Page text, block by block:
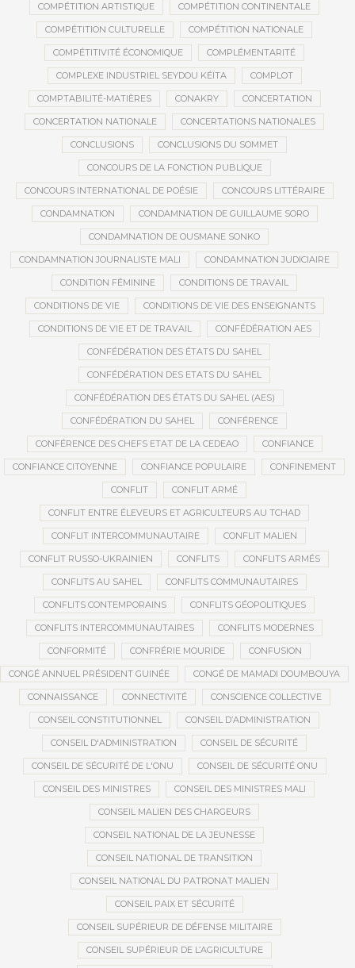
COMPÉTITION ARTISTIQUE COMPÉTITION CONTINENTALE
COMPÉTITION CULTURELLE COMPÉTITION NATIONALE
COMPÉTITIVITÉ ÉCONOMIQUE COMPLÉMENTARITÉ
COMPLEXE INDUSTRIEL SEYDOU KÉÏTA COMPLOT
COMPTABILITÉ-MATIÈRES CONAKRY CONCERTATION
CONCERTATION NATIONALE CONCERTATIONS NATIONALES
CONCLUSIONS CONCLUSIONS DU SOMMET
CONCOURS DE LA FONCTION PUBLIQUE
CONCOURS INTERNATIONAL DE POÉSIE CONCOURS LITTÉRAIRE
CONDAMNATION CONDAMNATION DE GUILLAUME SORO
CONDAMNATION DE OUSMANE SONKO
CONDAMNATION JOURNALISTE MALI CONDAMNATION JUDICIAIRE
CONDITION FÉMININE CONDITIONS DE TRAVAIL
CONDITIONS DE VIE CONDITIONS DE VIE DES ENSEIGNANTS
CONDITIONS DE VIE ET DE TRAVAIL CONFÉDÉRATION AES
CONFÉDÉRATION DES ÉTATS DU SAHEL
CONFÉDÉRATION DES ETATS DU SAHEL
CONFÉDÉRATION DES ÉTATS DU SAHEL (AES)
CONFÉDÉRATION DU SAHEL CONFÉRENCE
CONFÉRENCE DES CHEFS ETAT DE LA CEDEAO CONFIANCE
CONFIANCE CITOYENNE CONFIANCE POPULAIRE CONFINEMENT
CONFLIT CONFLIT ARMÉ
CONFLIT ENTRE ÉLEVEURS ET AGRICULTEURS AU TCHAD
CONFLIT INTERCOMMUNAUTAIRE CONFLIT MALIEN
CONFLIT RUSSO-UKRAINIEN CONFLITS CONFLITS ARMÉS
CONFLITS AU SAHEL CONFLITS COMMUNAUTAIRES
CONFLITS CONTEMPORAINS CONFLITS GÉOPOLITIQUES
CONFLITS INTERCOMMUNAUTAIRES CONFLITS MODERNES
CONFORMITÉ CONFRÉRIE MOURIDE CONFUSION
CONGÉ ANNUEL PRÉSIDENT GUINÉE CONGÉ DE MAMADI DOUMBOUYA
CONNAISSANCE CONNECTIVITÉ CONSCIENCE COLLECTIVE
CONSEIL CONSTITUTIONNEL CONSEIL D’ADMINISTRATION
CONSEIL D'ADMINISTRATION CONSEIL DE SÉCURITÉ
CONSEIL DE SÉCURITÉ DE L'ONU CONSEIL DE SÉCURITÉ ONU
CONSEIL DES MINISTRES CONSEIL DES MINISTRES MALI
CONSEIL MALIEN DES CHARGEURS
CONSEIL NATIONAL DE LA JEUNESSE
CONSEIL NATIONAL DE TRANSITION
CONSEIL NATIONAL DU PATRONAT MALIEN
CONSEIL PAIX ET SÉCURITÉ
CONSEIL SUPÉRIEUR DE DÉFENSE MILITAIRE
CONSEIL SUPÉRIEUR DE L’AGRICULTURE